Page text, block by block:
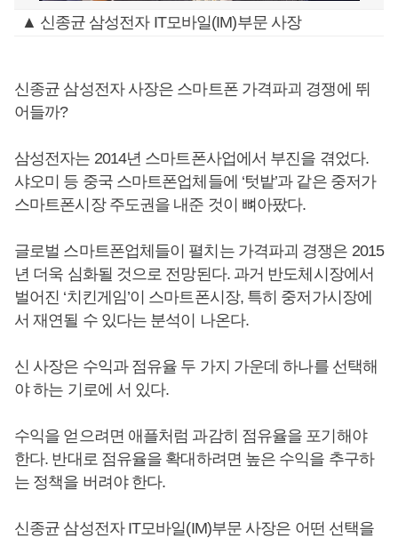
▲ 신종균 삼성전자 IT모바일(IM)부문 사장
신종균 삼성전자 사장은 스마트폰 가격파괴 경쟁에 뛰
어들까?
삼성전자는 2014년 스마트폰사업에서 부진을 겪었다.
샤오미 등 중국 스마트폰업체들에 ‘텃밭’과 같은 중저가
스마트폰시장 주도권을 내준 것이 뼈아팠다.
글로벌 스마트폰업체들이 펼치는 가격파괴 경쟁은 2015
년 더욱 심화될 것으로 전망된다. 과거 반도체시장에서
벌어진 ‘치킨게임’이 스마트폰시장, 특히 중저가시장에
서 재연될 수 있다는 분석이 나온다.
신 사장은 수익과 점유율 두 가지 가운데 하나를 선택해
야 하는 기로에 서 있다.
수익을 얻으려면 애플처럼 과감히 점유율을 포기해야
한다. 반대로 점유율을 확대하려면 높은 수익을 추구하
는 정책을 버려야 한다.
신종균 삼성전자 IT모바일(IM)부문 사장은 어떤 선택을